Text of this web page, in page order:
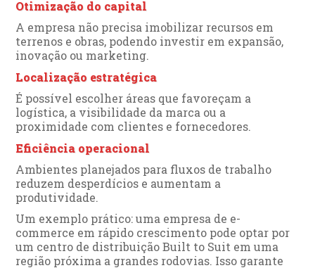
Otimização do capital
A empresa não precisa imobilizar recursos em
terrenos e obras, podendo investir em expansão,
inovação ou marketing.
Localização estratégica
É possível escolher áreas que favoreçam a
logística, a visibilidade da marca ou a
proximidade com clientes e fornecedores.
Eficiência operacional
Ambientes planejados para fluxos de trabalho
reduzem desperdícios e aumentam a
produtividade.
Um exemplo prático: uma empresa de e-
commerce em rápido crescimento pode optar por
um centro de distribuição Built to Suit em uma
região próxima a grandes rodovias. Isso garante